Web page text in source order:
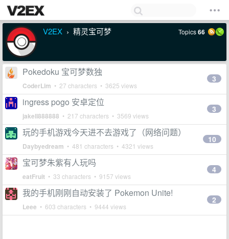
V2EX › 精灵宝可梦 Topics66
Pokedoku 宝可梦数独
CoderLim • 27 characters • 3625 views
3
ingress pogo 安卓定位
jakell888888 • 217 characters • 3569 views
3
玩的手机游戏今天进不去游戏了（网络问题）
Daybyedream • 481 characters • 4321 views
10
宝可梦朱紫有人玩吗
eatFruit • 33 characters • 9157 views
4
我的手机刚刚自动安装了 Pokemon Unite!
Leee • 603 characters • 9444 views
2